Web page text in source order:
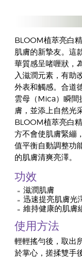
BLOOM植萃亮白
肌膚的新摯友。這
華質感呈啫喱狀，
入滋潤元素，有助
外表和觸感。合道
雲母（Mica）瞬間
膚，並添上自然光
BLOOM植萃亮白
方不會使肌膚緊繃
值平衡自動調整功
的肌膚清爽亮澤。
功效
滋潤肌膚
迅速提亮肌膚光
維持健康的肌膚
使用方法
輕輕搖勻後，取出
於掌心，搓揉雙手